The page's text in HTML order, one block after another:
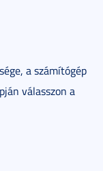
a számítógép
válasszon a